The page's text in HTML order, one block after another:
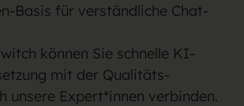
Basis für verständliche Chat-
können Sie schnelle KI-
mit der Qualitäts-
unsere Expert*innen verbinden.